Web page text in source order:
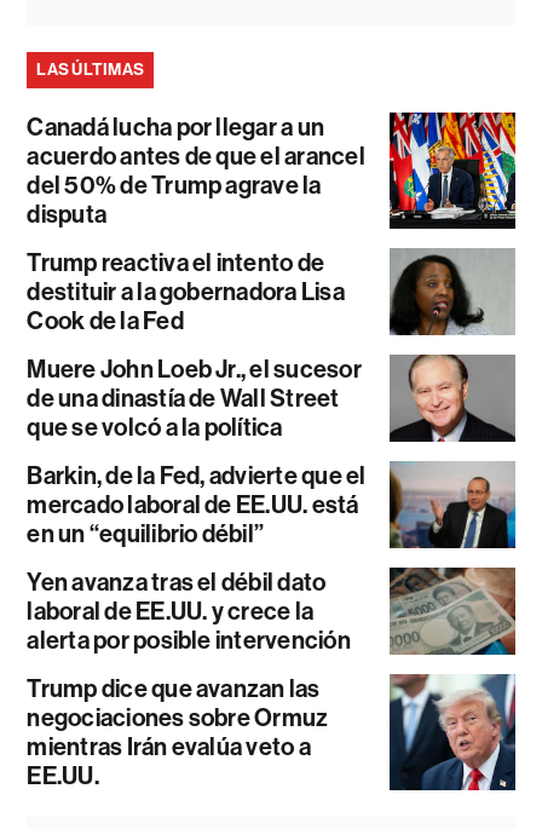
LAS ÚLTIMAS
Canadá lucha por llegar a un
acuerdo antes de que el arancel
del 50% de Trump agrave la
disputa
Trump reactiva el intento de
destituir a la gobernadora Lisa
Cook de la Fed
Muere John Loeb Jr., el sucesor
de una dinastía de Wall Street
que se volcó a la política
Barkin, de la Fed, advierte que el
mercado laboral de EE.UU. está
en un “equilibrio débil”
Yen avanza tras el débil dato
laboral de EE.UU. y crece la
alerta por posible intervención
Trump dice que avanzan las
negociaciones sobre Ormuz
mientras Irán evalúa veto a
EE.UU.